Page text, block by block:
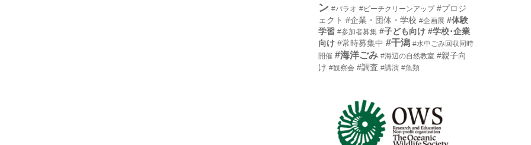
ン #パラオ #ビーチクリーンアップ #プロジ
ェクト #企業・団体・学校 #企画展 #体験
学習 #参加者募集 #子ども向け #学校･企業
向け #常時募集中 #干潟 #水中ごみ回収同時
開催 #海洋ごみ #海辺の自然教室 #親子向
け #観察会 #調査 #講演 #魚類